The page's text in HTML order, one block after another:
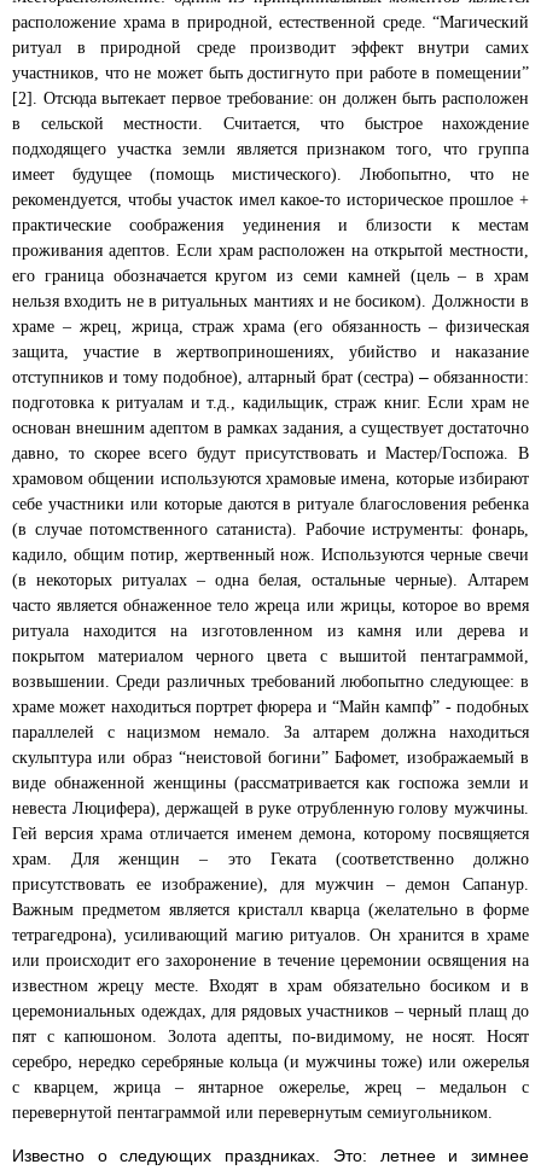
расположение храма в природной, естественной среде. “Магический
ритуал в природной среде производит эффект внутри самих
участников, что не может быть достигнуто при работе в помещении”
[2]. Отсюда вытекает первое требование: он должен быть расположен
в сельской местности. Считается, что быстрое нахождение
подходящего участка земли является признаком того, что группа
имеет будущее (помощь мистического). Любопытно, что не
рекомендуется, чтобы участок имел какое-то историческое прошлое +
практические соображения уединения и близости к местам
проживания адептов. Если храм расположен на открытой местности,
его граница обозначается кругом из семи камней (цель – в храм
нельзя входить не в ритуальных мантиях и не босиком). Должности в
храме – жрец, жрица, страж храма (его обязанность – физическая
защита, участие в жертвоприношениях, убийство и наказание
отступников и тому подобное), алтарный брат (сестра) – обязанности:
подготовка к ритуалам и т.д., кадильщик, страж книг. Если храм не
основан внешним адептом в рамках задания, а существует достаточно
давно, то скорее всего будут присутствовать и Мастер/Госпожа. В
храмовом общении используются храмовые имена, которые избирают
себе участники или которые даются в ритуале благословения ребенка
(в случае потомственного сатаниста). Рабочие иструменты: фонарь,
кадило, общим потир, жертвенный нож. Используются черные свечи
(в некоторых ритуалах – одна белая, остальные черные). Алтарем
часто является обнаженное тело жреца или жрицы, которое во время
ритуала находится на изготовленном из камня или дерева и
покрытом материалом черного цвета с вышитой пентаграммой,
возвышении. Среди различных требований любопытно следующее: в
храме может находиться портрет фюрера и “Майн кампф” - подобных
параллелей с нацизмом немало. За алтарем должна находиться
скульптура или образ “неистовой богини” Бафомет, изображаемый в
виде обнаженной женщины (рассматривается как госпожа земли и
невеста Люцифера), держащей в руке отрубленную голову мужчины.
Гей версия храма отличается именем демона, которому посвящяется
храм. Для женщин – это Геката (соответственно должно
присутствовать ее изображение), для мужчин – демон Сапанур.
Важным предметом является кристалл кварца (желательно в форме
тетрагедрона), усиливающий магию ритуалов. Он хранится в храме
или происходит его захоронение в течение церемонии освящения на
известном жрецу месте. Входят в храм обязательно босиком и в
церемониальных одеждах, для рядовых участников – черный плащ до
пят с капюшоном. Золота адепты, по-видимому, не носят. Носят
серебро, нередко серебряные кольца (и мужчины тоже) или ожерелья
с кварцем, жрица – янтарное ожерелье, жрец – медальон с
перевернутой пентаграммой или перевернутым семиугольником.
Известно о следующих праздниках. Это: летнее и зимнее